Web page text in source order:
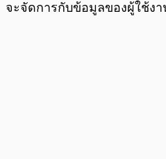
จะจัดการกับข้อมูลของผู้ใช้งา